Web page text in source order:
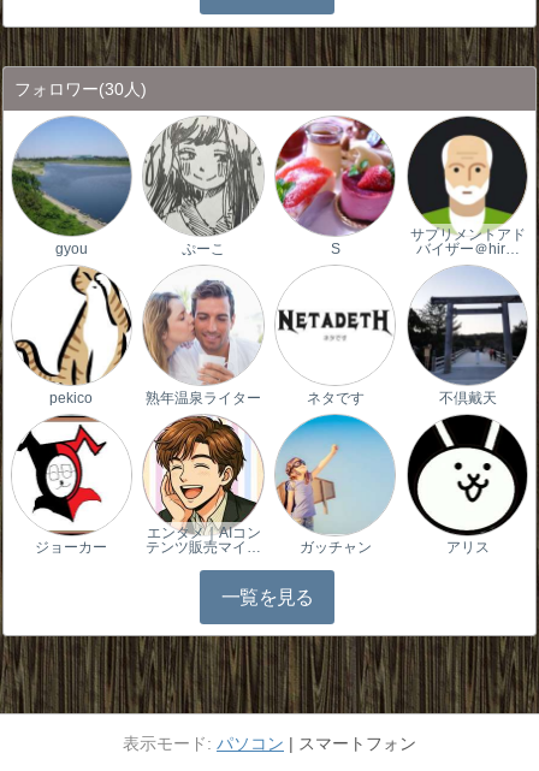
フォロワー(30人)
gyou ぷーこ S
サプリメントアド
バイザー＠hir…
pekico 熟年温泉ライター ネタです 不倶戴天
ジョーカー
エンタメ｜AIコン
テンツ販売マイ…
ガッチャン アリス
一覧を見る
パソコン スマートフォン